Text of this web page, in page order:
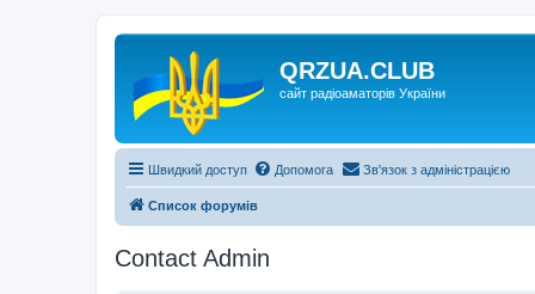
QRZUA.CLUB
сайт радіоаматорів України
Швидкий доступ Допомога Зв'язок з адміністрацією
Список форумів
Contact Admin